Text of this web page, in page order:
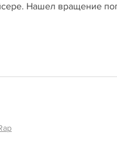
Нашел вращение